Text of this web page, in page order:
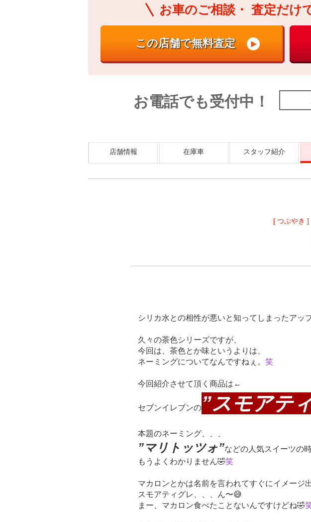
お車のご相談・ 査定だけ
お電話でも受付中！
店舗情報 在庫車 スタッフ紹介
[ つぶやき ]
シリカ水との相性が悪いと知ってしまったアッ
久々の茶色シリーズですが、
今回は、茶色とか味というよりは、
ネーミングについてなんですねぇ。 笑
今回紹介させて頂く商品は←
セブンイレブンの ”スモアテ
本題のネーミング、、、
”マリトッツォ”などの人気スイーツの
もうよくわかりません🤣笑
マカロンとかは名前を言われてすぐにイメージ
スモアティグレ、、、ん〜😅
まー、マカロン食べたことないんですけどね🤣